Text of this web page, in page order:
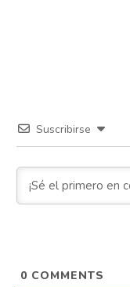
Suscribirse
0 COMMENTS